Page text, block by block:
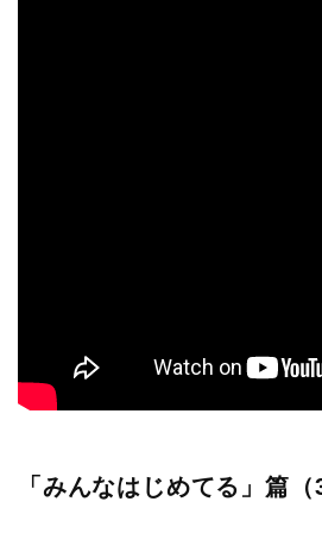
「みんなはじめてる」篇